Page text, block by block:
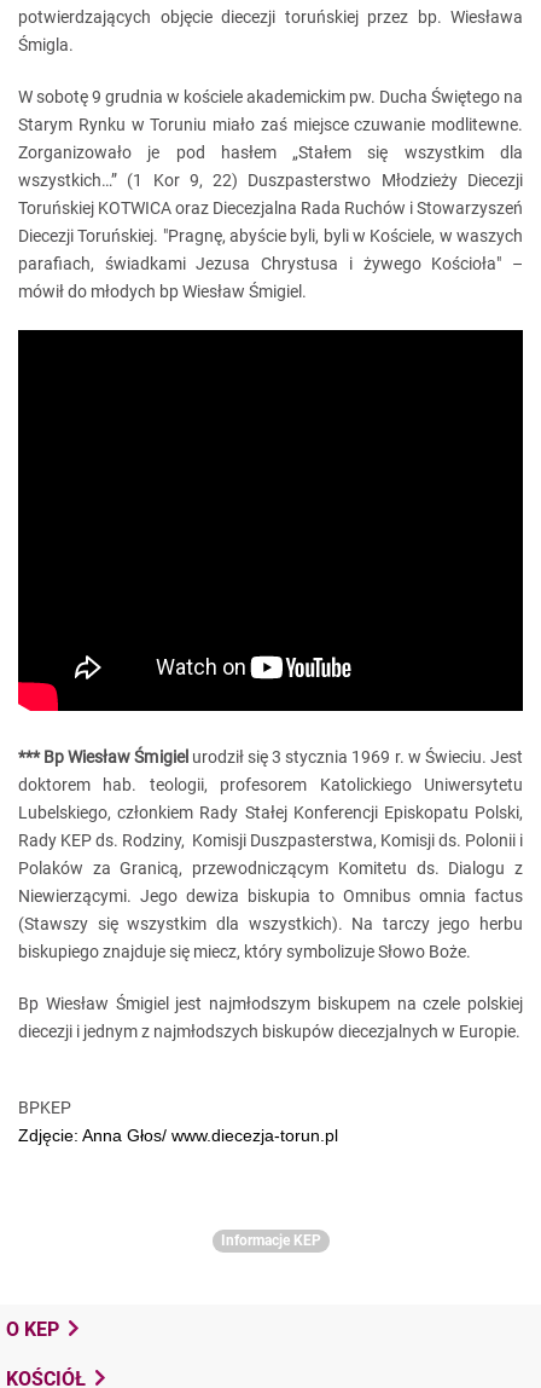
potwierdzających objęcie diecezji toruńskiej przez bp. Wiesława
Śmigla.
W sobotę 9 grudnia w kościele akademickim pw. Ducha Świętego na
Starym Rynku w Toruniu miało zaś miejsce czuwanie modlitewne.
Zorganizowało je pod hasłem „Stałem się wszystkim dla
wszystkich…” (1 Kor 9, 22) Duszpasterstwo Młodzieży Diecezji
Toruńskiej KOTWICA oraz Diecezjalna Rada Ruchów i Stowarzyszeń
Diecezji Toruńskiej. "Pragnę, abyście byli, byli w Kościele, w waszych
parafiach, świadkami Jezusa Chrystusa i żywego Kościoła" –
mówił do młodych bp Wiesław Śmigiel.
*** Bp Wiesław Śmigiel urodził się 3 stycznia 1969 r. w Świeciu. Jest
doktorem hab. teologii, profesorem Katolickiego Uniwersytetu
Lubelskiego, członkiem Rady Stałej Konferencji Episkopatu Polski,
Rady KEP ds. Rodziny, Komisji Duszpasterstwa, Komisji ds. Polonii i
Polaków za Granicą, przewodniczącym Komitetu ds. Dialogu z
Niewierzącymi. Jego dewiza biskupia to Omnibus omnia factus
(Stawszy się wszystkim dla wszystkich). Na tarczy jego herbu
biskupiego znajduje się miecz, który symbolizuje Słowo Boże.
Bp Wiesław Śmigiel jest najmłodszym biskupem na czele polskiej
diecezji i jednym z najmłodszych biskupów diecezjalnych w Europie.
BPKEP
Zdjęcie: Anna Głos/ www.diecezja-torun.pl
Informacje KEP
O KEP
KOŚCIÓŁ